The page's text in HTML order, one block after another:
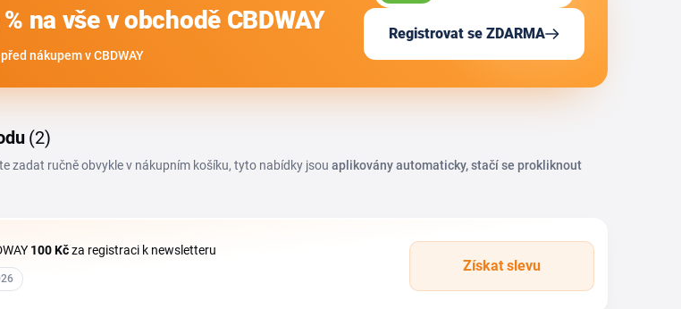
na vše v obchodě CBDWAY
nákupem v CBDWAY
Registrovat se ZDARMA
(2)
zadat ručně obvykle v nákupním košíku, tyto nabídky jsou aplikovány automaticky, stačí se prokliknout
100 Kčza registraci k newsletteru
Získat slevu